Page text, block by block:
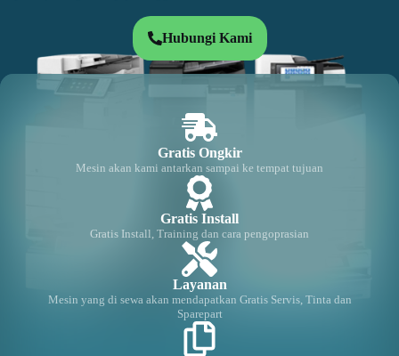
Hubungi Kami
Gratis Ongkir
Mesin akan kami antarkan sampai ke tempat tujuan
Gratis Install
Gratis Install, Training dan cara pengoprasian
Layanan
Mesin yang di sewa akan mendapatkan Gratis Servis, Tinta dan
Sparepart